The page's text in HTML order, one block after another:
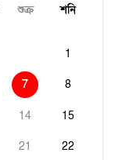
শুক্র শনি
1
7 8
14 15
21 22